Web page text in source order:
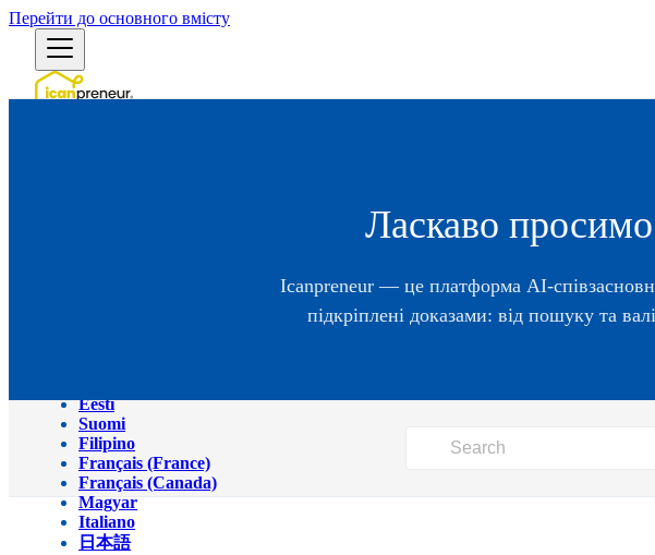
Перейти до основного вмісту
Eesti
Suomi
Filipino
Français (France)
Français (Canada)
Magyar
Italiano
日本語
Ласкаво
Icanpreneur — це платформа AI-
підкріплені доказами: від пошуку та